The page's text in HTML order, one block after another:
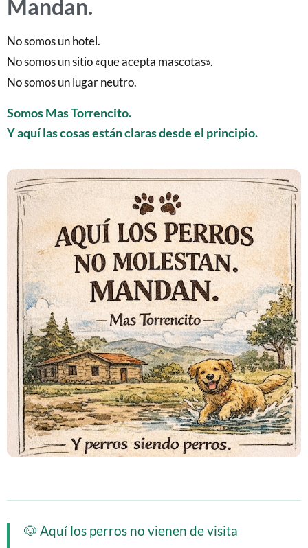
Mandan.
No somos un hotel.
No somos un sitio «que acepta mascotas».
No somos un lugar neutro.
Somos Mas Torrencito.
Y aquí las cosas están claras desde el principio.
🐶 Aquí los perros no vienen de visita